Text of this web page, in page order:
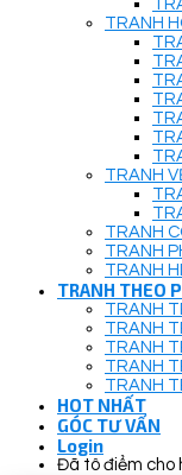
TRANH
TRANH
TRANH
TRANH
TRANH
TRANH THEO
TRANH
TRANH
TRANH
TRANH
TRANH
HOT NHẤT
GÓC TƯ VẤN
Login
Đã tô điểm cho